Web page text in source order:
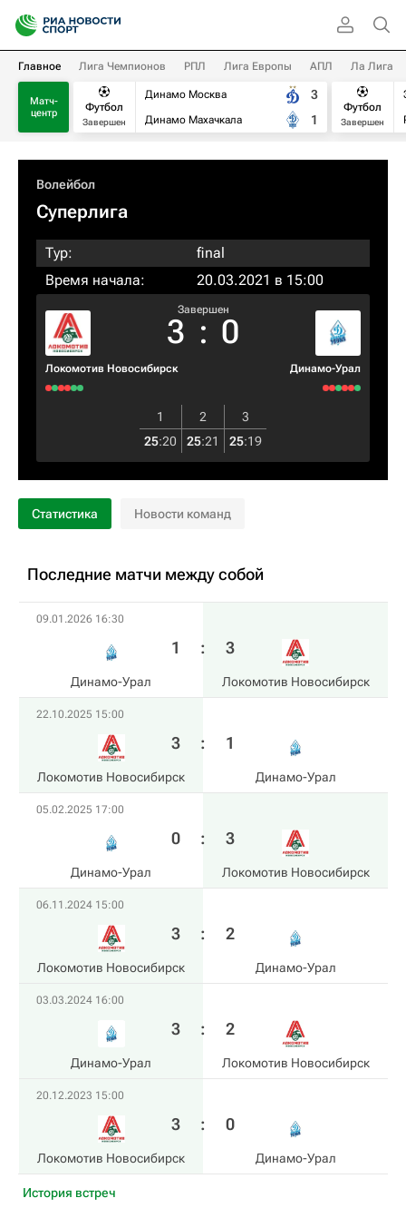
Главное Лига Чемпионов РПЛ Лига Европы АПЛ Ла Лига
Матч-
центр
Футбол
Завершен
Динамо Москва
Динамо Махачкала
3
1
Футбол
Завершен
Волейбол
Суперлига
Тур:
final
Время начала:
20.03.2021 в 15:00
Локомотив Новосибирск
Завершен
3 : 0
Динамо-Урал
1 2
3
25:20 25:21 25:19
Статистика Новости команд
Последние матчи между собой
09.01.2026 16:30
Динамо-Урал
1 : 3
Локомотив Новосибирск
22.10.2025 15:00
Локомотив Новосибирск
3 : 1
Динамо-Урал
05.02.2025 17:00
Динамо-Урал
0 : 3
Локомотив Новосибирск
06.11.2024 15:00
Локомотив Новосибирск
3 : 2
Динамо-Урал
03.03.2024 16:00
Динамо-Урал
3 : 2
Локомотив Новосибирск
20.12.2023 15:00
Локомотив Новосибирск
3 : 0
Динамо-Урал
История встреч